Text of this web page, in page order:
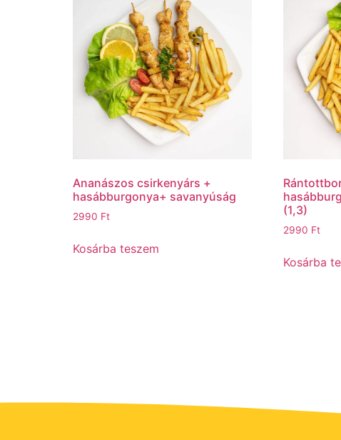
Ananászos csirkenyárs +
hasábburgonya+ savanyúság
2990 Ft
Kosárba teszem
(1,3)
2990 Ft
Kosárba